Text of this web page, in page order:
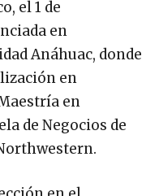
el 1 de
en
Anáhuac, donde
en
en
de Negocios de